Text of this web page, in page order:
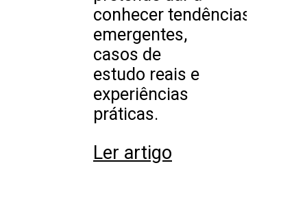
conhecer tendências
emergentes,
casos de
estudo reais e
experiências
práticas.
Ler artigo